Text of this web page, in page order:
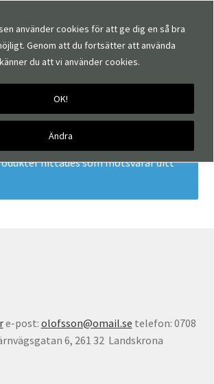
använder cookies för att ge dig en så bra
Genom att du fortsätter att använda
du att vi använder cookies.
Ändra
OK!
märkta ”orine”
hittades som motsvarar ditt
e-post: olofsson@omail.se telefon: 0708
6, 261 32 Landskrona